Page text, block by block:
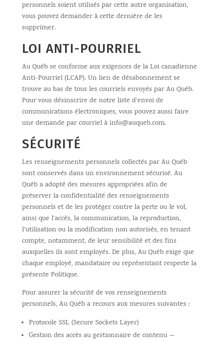
personnels soient utilisés par cette autre organisation,
vous pouvez demander à cette dernière de les
supprimer.
LOI ANTI-POURRIEL
Au Québ se conforme aux exigences de la Loi canadienne
Anti-Pourriel (LCAP). Un lien de désabonnement se
trouve au bas de tous les courriels envoyés par Au Québ.
Pour vous désinscrire de notre liste d’envoi de
communications électroniques, vous pouvez aussi faire
une demande par courriel à info@auqueb.com.
SÉCURITÉ
Les renseignements personnels collectés par Au Québ
sont conservés dans un environnement sécurisé. Au
Québ a adopté des mesures appropriées afin de
préserver la confidentialité des renseignements
personnels et de les protéger contre la perte ou le vol,
ainsi que l’accès, la communication, la reproduction,
l’utilisation ou la modification non autorisés, en tenant
compte, notamment, de leur sensibilité et des fins
auxquelles ils sont employés. De plus, Au Québ exige que
chaque employé, mandataire ou représentant respecte la
présente Politique.
Pour assurer la sécurité de vos renseignements
personnels, Au Québ a recours aux mesures suivantes :
Protocole SSL (Secure Sockets Layer)
Gestion des accès au gestionnaire de contenu —